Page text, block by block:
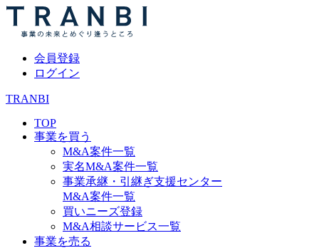
会員登録
ログイン
TRANBI
TOP
事業を買う
M&A案件一覧
実名M&A案件一覧
事業承継・引継ぎ支援センター
M&A案件一覧
買いニーズ登録
M&A相談サービス一覧
事業を売る